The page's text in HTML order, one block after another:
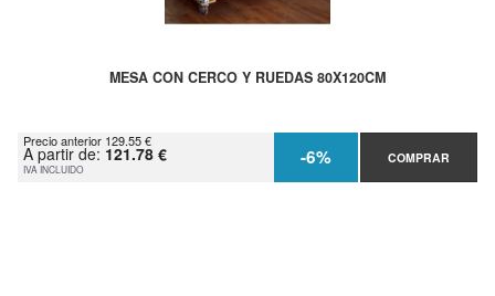
MESA CON CERCO Y RUEDAS 80X120CM
Precio anterior 129.55 €
A partir de: 121.78 €
IVA INCLUIDO -6% COMPRAR